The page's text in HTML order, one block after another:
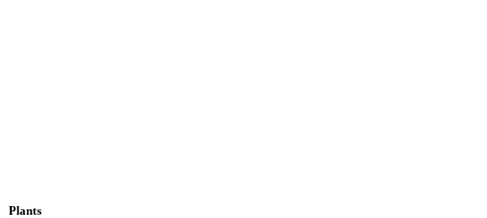
Plants